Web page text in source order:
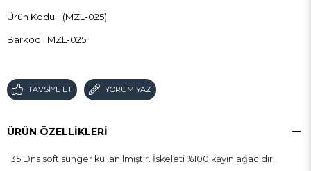
(MZL-025)
Barkod : MZL-025
TAVSIYE ET YORUM YAZ
ÜRÜN ÖZELLIKLERI
35 Dns soft sünger kullanılmıştır. İskeleti %100 kayın ağacıdır.